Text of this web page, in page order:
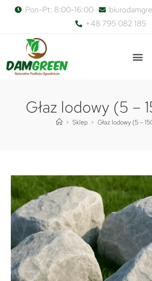
Pon-Pt: 8:00-16:00
+48 795 082 185
Głaz lodowy (5 –
> Sklep > Głaz lodowy (5 –